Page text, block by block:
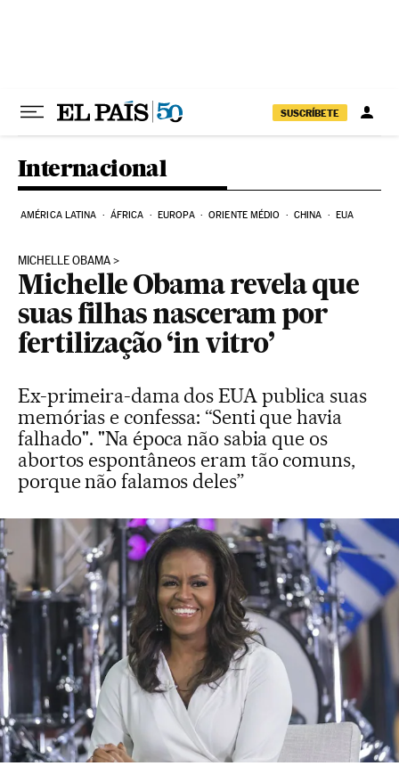
SUSCRÍBETE
Internacional
AMÉRICA LATINA ÁFRICA EUROPA ORIENTE MÉDIO CHINA EUA
MICHELLE OBAMA
Michelle Obama revela que
suas filhas nasceram por
fertilização ‘in vitro’
Ex-primeira-dama dos EUA publica suas
memórias e confessa: “Senti que havia
falhado". "Na época não sabia que os
abortos espontâneos eram tão comuns,
porque não falamos deles”